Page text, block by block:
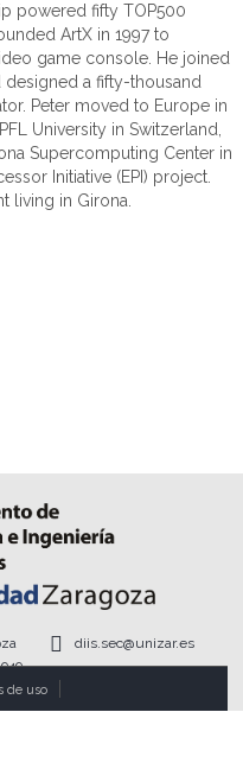
powered fifty TOP500
ArtX in 1997 to
game console. He joined
designed a fifty-thousand
Peter moved to Europe in
University in Switzerland,
Supercomputing Center in
Initiative (EPI) project.
living in Girona.
diis.sec@unizar.es
de uso